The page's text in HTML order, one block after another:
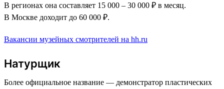
В регионах она составляет 15 000 – 30 000 ₽ в месяц.
В Москве доходит до 60 000 ₽.
Вакансии музейных смотрителей на hh.ru
Натурщик
Более официальное название — демонстратор пластических